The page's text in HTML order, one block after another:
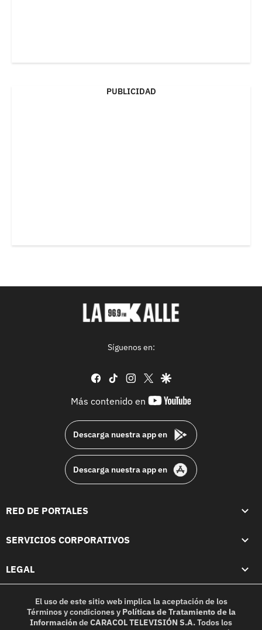
PUBLICIDAD
Síguenos en:
facebook
tiktok instagram
twittergoogle
Más contenido en
youtube-
Descarga nuestra app en
Descarga nuestra app en
RED DE PORTALES
SERVICIOS CORPORATIVOS
LEGAL
El uso de este sitio web implica la aceptación de los
Términos y condicionesy Políticas de Tratamiento de la
InformacióndeCARACOL TELEVISIÓN S.A.Todos los